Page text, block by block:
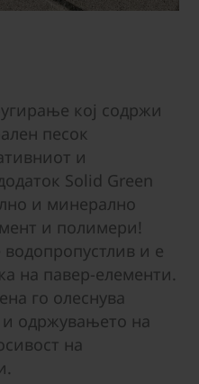
кој содржи
песок
и
Solid Green
и минерално
и полимери!
и е
на павер-елементи.
го олеснува
одржувањето на
на